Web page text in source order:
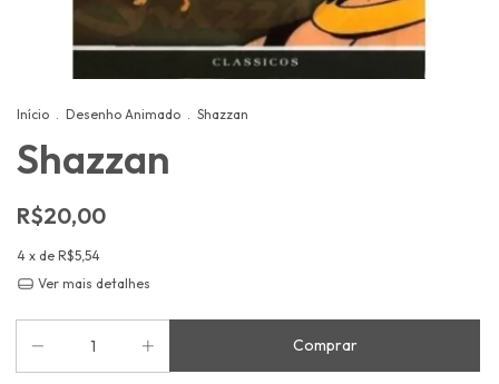
Início . Desenho Animado . Shazzan
Shazzan
R$20,00
4 x de R$5,54
Ver mais detalhes